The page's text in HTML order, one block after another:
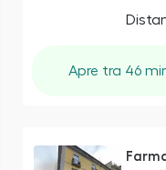
Apre tra 46